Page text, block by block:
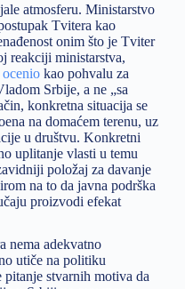
atmosferu. Ministarstvo
Tvitera kao
onim što je Tviter
reakciji ministarstva,
oceniokao pohvalu za
Srbije, a ne „sa
konkretna situacija se
na domaćem terenu, uz
u društvu. Konkretni
uplitanje vlasti u temu
položaj za davanje
na to da javna podrška
proizvodi efekat
nema adekvatno
utiče na politiku
stvarnih motiva da